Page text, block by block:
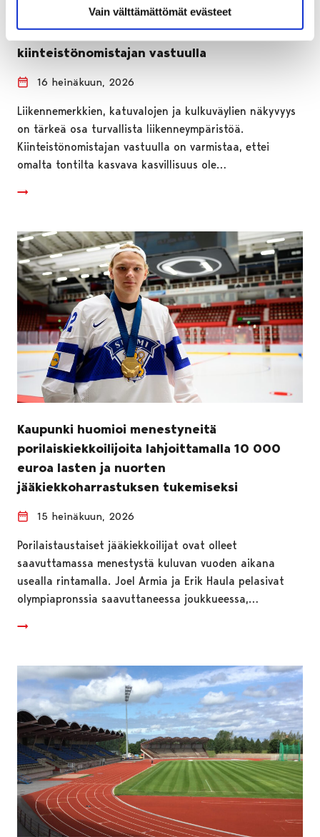
Vain välttämättömät evästeet
Ylikasvaneen kasvillisuuden poisto on
kiinteistönomistajan vastuulla
16 heinäkuun, 2026
Liikennemerkkien, katuvalojen ja kulkuväylien näkyvyys
on tärkeä osa turvallista liikenneympäristöä.
Kiinteistönomistajan vastuulla on varmistaa, ettei
omalta tontilta kasvava kasvillisuus ole…
Kaupunki huomioi menestyneitä
porilaiskiekkoilijoita lahjoittamalla 10 000
euroa lasten ja nuorten
jääkiekkoharrastuksen tukemiseksi
15 heinäkuun, 2026
Porilaistaustaiset jääkiekkoilijat ovat olleet
saavuttamassa menestystä kuluvan vuoden aikana
usealla rintamalla. Joel Armia ja Erik Haula pelasivat
olympiapronssia saavuttaneessa joukkueessa,…